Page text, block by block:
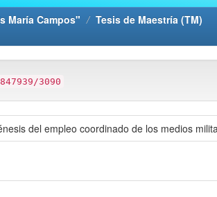
María Campos"
Tesis de Maestría (TM)
3090
del empleo coordinado de los medios